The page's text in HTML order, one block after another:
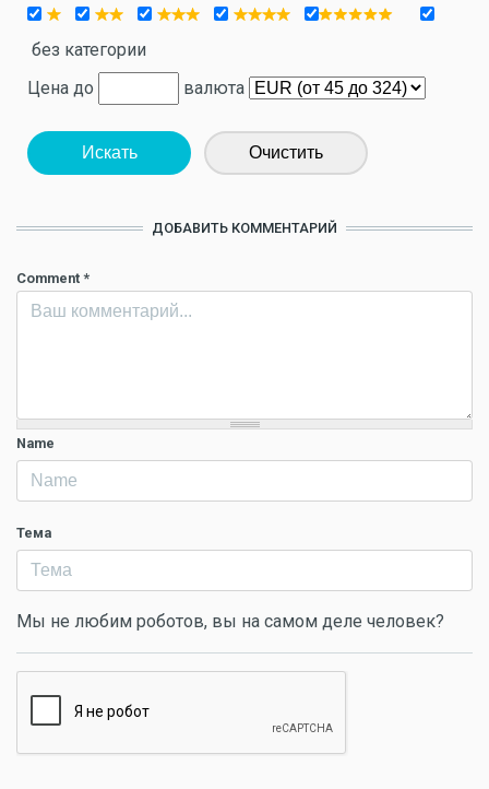
без категории
Цена до
валюта
Искать Очистить
ДОБАВИТЬ КОММЕНТАРИЙ
Comment *
Name
Тема
Мы не любим роботов, вы на самом деле человек?